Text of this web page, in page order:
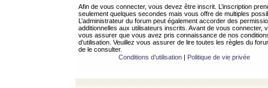
Afin de vous connecter, vous devez être inscrit. L’inscription
seulement quelques secondes mais vous offre de multiples
L’administrateur du forum peut également accorder des
additionnelles aux utilisateurs inscrits. Avant de vous connecter,
vous assurer que vous avez pris connaissance de nos
d’utilisation. Veuillez vous assurer de lire toutes les règles du
de le consulter.
Conditions d’utilisation| Politique de vie privée